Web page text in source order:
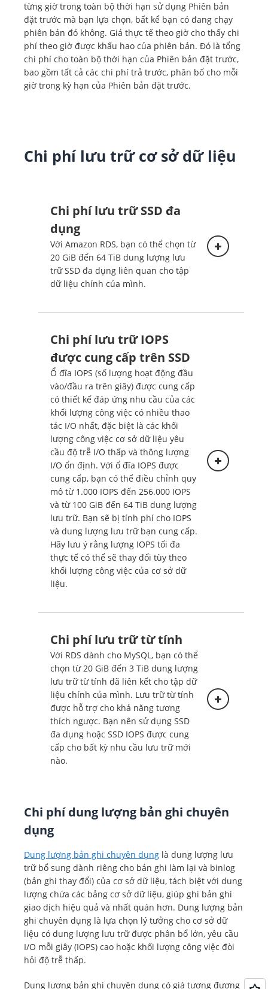
Triển khai nhiều vùng sẵn
Triển khai nhiều vùng sẵn
từng giờ trong toàn bộ thời hạn sử dụng Phiên bản
đặt trước mà bạn lựa chọn, bất kể bạn có đang chạy
phiên bản đó không. Giá thực tế theo giờ cho thấy chi
phí theo giờ được khấu hao của phiên bản. Đó là tổng
chi phí cho toàn bộ thời hạn của Phiên bản đặt trước,
bao gồm tất cả các chi phí trả trước, phân bổ cho mỗi
giờ trong kỳ hạn của Phiên bản đặt trước.
Chi phí lưu trữ cơ sở dữ liệu
Chi phí lưu trữ SSD đa
dụng
Với Amazon RDS, bạn có thể chọn từ
20 GiB đến 64 TiB dung lượng lưu
trữ SSD đa dụng liên quan cho tập
dữ liệu chính của mình.
Triển khai một vùng sẵn
sàng
Giá bên dưới áp dụng cho
Phiên bản CSDL được triển
khai trong một Vùng sẵn sàng.
Triển khai nhiều vùng sẵn
sàng (một phiên bản dự
phòng)
Triển khai nhiều vùng sẵn
sàng (hai phiên bản dự
Chi phí lưu trữ IOPS
được cung cấp trên SSD
Ổ đĩa IOPS (số lượng hoạt động đầu
vào/đầu ra trên giây) được cung cấp
có thiết kế đáp ứng nhu cầu của các
khối lượng công việc có nhiều thao
tác I/O nhất, đặc biệt là các khối
lượng công việc cơ sở dữ liệu yêu
cầu độ trễ I/O thấp và thông lượng
I/O ổn định. Với ổ đĩa IOPS được
cung cấp, bạn có thể điều chỉnh quy
mô từ 1.000 IOPS đến 256.000 IOPS
và từ 100 GiB đến 64 TiB dung lượng
lưu trữ. Bạn sẽ bị tính phí cho IOPS
và dung lượng lưu trữ bạn cung cấp.
Hãy lưu ý rằng lượng IOPS tối đa
thực tế có thể sẽ thay đổi tùy theo
khối lượng công việc của cơ sở dữ
liệu.
Triển khai một vùng sẵn
sàng
Giá bên dưới áp dụng cho
Phiên bản CSDL được triển
khai trong một Vùng sẵn sàng.
Triển khai nhiều vùng sẵn
Triển khai nhiều vùng sẵn
sàng (hai phiên bản dự
phòng có quyền đọc)
Chi phí lưu trữ từ tính
Với RDS dành cho MySQL, bạn có thể
chọn từ 20 GiB đến 3 TiB dung lượng
lưu trữ từ tính đã liên kết cho tập dữ
liệu chính của mình. Lưu trữ từ tính
được hỗ trợ cho khả năng tương
thích ngược. Bạn nên sử dụng SSD
đa dụng hoặc SSD IOPS được cung
cấp cho bất kỳ nhu cầu lưu trữ mới
nào.
Triển khai một vùng sẵn
Giá bên dưới áp dụng cho
Phiên bản CSDL được triển
khai trong một Vùng sẵn sàng.
Chi phí dung lượng bản ghi chuyên
dụng
Dung lượng bản ghi chuyên dụng là dung lượng lưu
trữ bổ sung dành riêng cho bản ghi làm lại và binlog
(bản ghi thay đổi) của cơ sở dữ liệu, tách biệt với dung
lượng chứa các bảng cơ sở dữ liệu, giúp ghi bản ghi
giao dịch hiệu quả và nhất quán hơn. Dung lượng bản
ghi chuyên dụng là lựa chọn lý tưởng cho cơ sở dữ
liệu có dung lượng lưu trữ được phân bổ lớn, yêu cầu
I/O mỗi giây (IOPS) cao hoặc khối lượng công việc đòi
hỏi độ trễ thấp.
Dung lượng bản ghi chuyên dụng có giá tương đương